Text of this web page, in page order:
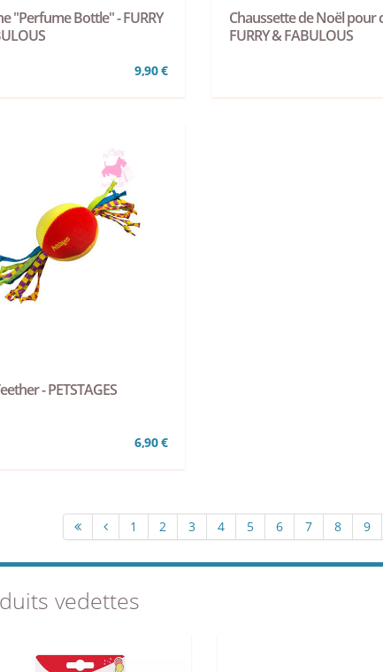
"Perfume Bottle" - FURRY
9,90 €
Chaussette de Noël pour
FURRY & FABULOUS
- PETSTAGES
6,90 €
1 2 3 4 5 6 7 8 9
vedettes